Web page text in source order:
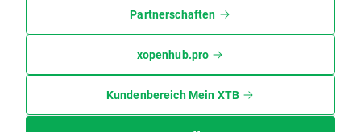
Partnerschaften
xopenhub.pro
Kundenbereich Mein XTB